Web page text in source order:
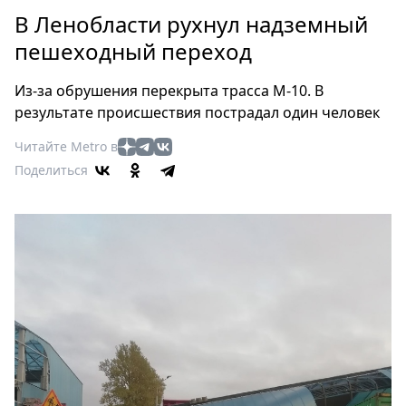
Россия
Мир
Еда
Туризм
Мода
Театр
Metro
В Ленобласти рухнул надземный
пешеходный переход
Из-за обрушения перекрыта трасса М-10. В
результате происшествия пострадал один человек
Читайте Metro в
Поделиться